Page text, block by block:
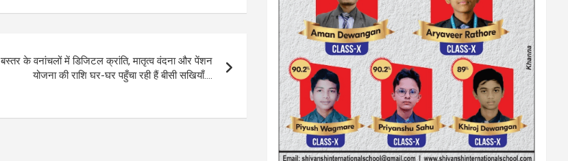
बस्तर के वनांचलों में डिजिटल क्रांति, मातृत्व वंदना और पेंशन
योजना की राशि घर-घर पहुँचा रही हैं बीसी सखियाँ….